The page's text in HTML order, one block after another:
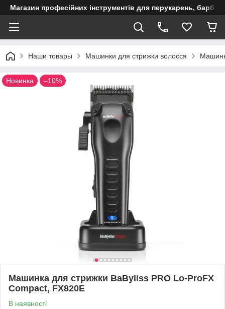
Магазин професійних інструментів для перукарень,
Наши товары Машинки для стрижки волосся
Новинка –10%
Машинка для стрижки BaByliss PRO Lo-ProFX
Compact, FX820E
В наявності